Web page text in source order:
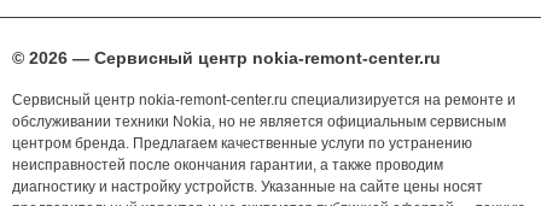
© 2026 — Сервисный центр nokia-remont-center.ru
Сервисный центр nokia-remont-center.ru специализируется на ремонте и
обслуживании техники Nokia, но не является официальным сервисным
центром бренда. Предлагаем качественные услуги по устранению
неисправностей после окончания гарантии, а также проводим
диагностику и настройку устройств. Указанные на сайте цены носят